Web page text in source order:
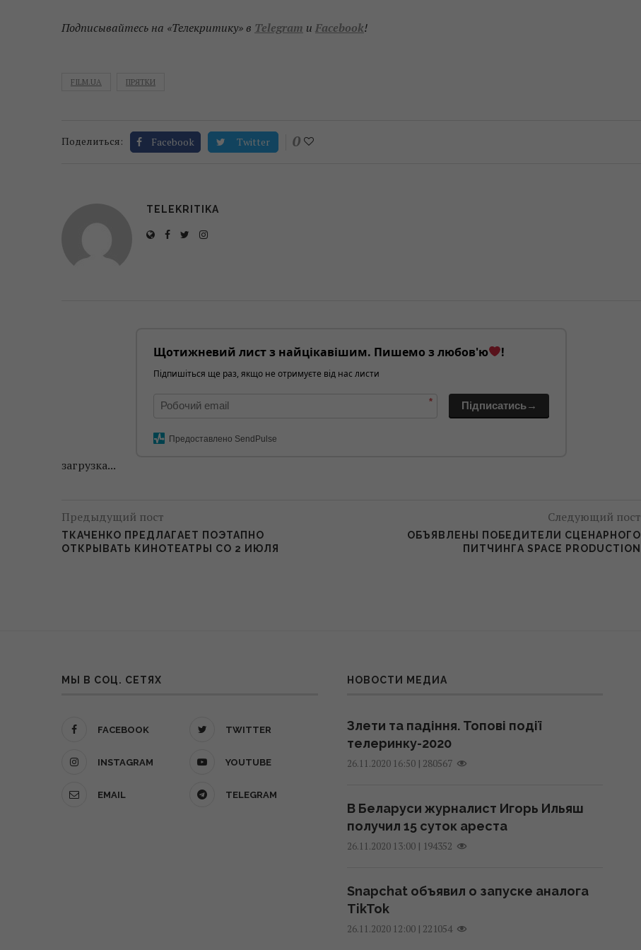
Подписывайтесь на «Телекритику» в Telegram и Facebook!
FILM.UA ПРЯТКИ
Поделиться: Facebook Twitter 0
TELEKRITIKA
Щотижневий лист з найцікавішим. Пишемо з любов'ю !
Підпишіться ще раз, якщо не отримуєте від нас листи
* Підписатись→
Предоставлено SendPulse
загрузка...
Предыдущий пост
ТКАЧЕНКО ПРЕДЛАГАЕТ ПОЭТАПНО
ОТКРЫВАТЬ КИНОТЕАТРЫ СО 2 ИЮЛЯ
Следующий пост
ОБЪЯВЛЕНЫ ПОБЕДИТЕЛИ СЦЕНАРНОГО
ПИТЧИНГА SPACE PRODUCTION
МЫ В СОЦ. СЕТЯХ
FACEBOOK TWITTER
INSTAGRAM YOUTUBE
EMAIL TELEGRAM
НОВОСТИ МЕДИА
Злети та падіння. Топові події
телеринку-2020
26.11.2020 16:50| 280567
В Беларуси журналист Игорь Ильяш
получил 15 суток ареста
26.11.2020 13:00| 194352
Snapchat объявил о запуске аналога
TikTok
26.11.2020 12:00| 221054